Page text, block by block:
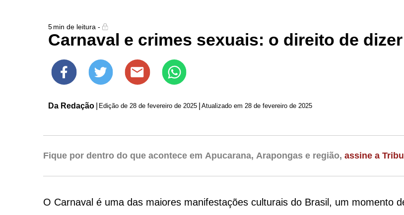
5min de leitura -
Carnaval e crimes sexuais: o direito de
Da Redação Edição de 28 de fevereiro de 2025 Atualizado em 28 de fevereiro de 2025
Fique por dentro do que acontece em Apucarana, Arapongas e região, assine a
O Carnaval é uma das maiores manifestações culturais do Brasil, um momento